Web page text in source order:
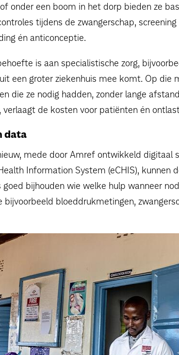
onder een boom in het dorp bieden ze
tijdens de zwangerschap,
én anticonceptie.
is aan specialistische zorg,
een groter ziekenhuis mee komt. Op die
die ze nodig hadden, zonder lange
verlaagt de kosten voor patiënten én
data
mede door Amref ontwikkeld digitaal
Information System (eCHIS), kunnen
goed bijhouden wie welke hulp wanneer
bijvoorbeeld bloeddrukmetingen,